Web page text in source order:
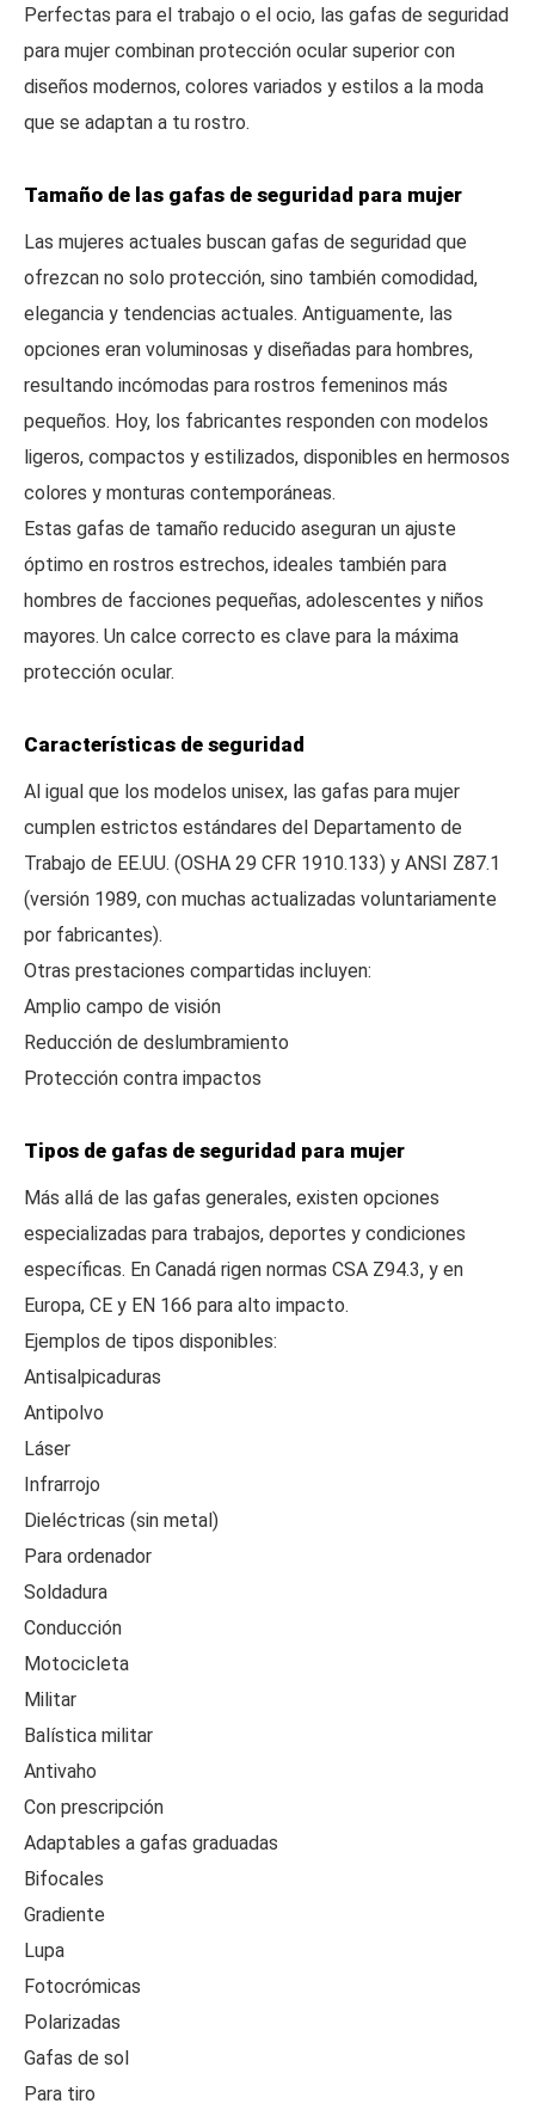
Perfectas para el trabajo o el ocio, las gafas de seguridad
para mujer combinan protección ocular superior con
diseños modernos, colores variados y estilos a la moda
que se adaptan a tu rostro.
Tamaño de las gafas de seguridad para mujer
Las mujeres actuales buscan gafas de seguridad que
ofrezcan no solo protección, sino también comodidad,
elegancia y tendencias actuales. Antiguamente, las
opciones eran voluminosas y diseñadas para hombres,
resultando incómodas para rostros femeninos más
pequeños. Hoy, los fabricantes responden con modelos
ligeros, compactos y estilizados, disponibles en hermosos
colores y monturas contemporáneas.
Estas gafas de tamaño reducido aseguran un ajuste
óptimo en rostros estrechos, ideales también para
hombres de facciones pequeñas, adolescentes y niños
mayores. Un calce correcto es clave para la máxima
protección ocular.
Características de seguridad
Al igual que los modelos unisex, las gafas para mujer
cumplen estrictos estándares del Departamento de
Trabajo de EE.UU. (OSHA 29 CFR 1910.133) y ANSI Z87.1
(versión 1989, con muchas actualizadas voluntariamente
por fabricantes).
Otras prestaciones compartidas incluyen:
Amplio campo de visión
Reducción de deslumbramiento
Protección contra impactos
Tipos de gafas de seguridad para mujer
Más allá de las gafas generales, existen opciones
especializadas para trabajos, deportes y condiciones
específicas. En Canadá rigen normas CSA Z94.3, y en
Europa, CE y EN 166 para alto impacto.
Ejemplos de tipos disponibles:
Antisalpicaduras
Antipolvo
Láser
Infrarrojo
Dieléctricas (sin metal)
Para ordenador
Soldadura
Conducción
Motocicleta
Militar
Balística militar
Antivaho
Con prescripción
Adaptables a gafas graduadas
Bifocales
Gradiente
Lupa
Fotocrómicas
Polarizadas
Gafas de sol
Para tiro